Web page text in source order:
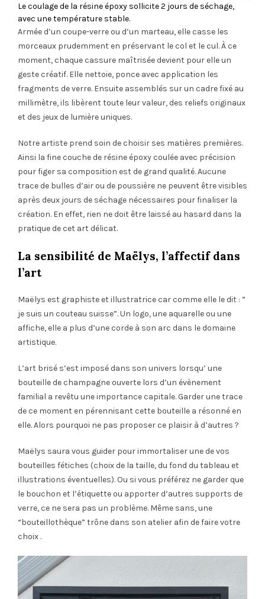
Le coulage de la résine époxy sollicite 2 jours de séchage,
avec une température stable.
Armée d’un coupe-verre ou d’un marteau, elle casse les
morceaux prudemment en préservant le col et le cul. À ce
moment, chaque cassure maîtrisée devient pour elle un
geste créatif. Elle nettoie, ponce avec application les
fragments de verre. Ensuite assemblés sur un cadre fixé au
millimètre, ils libèrent toute leur valeur, des reliefs originaux
et des jeux de lumière uniques.
Notre artiste prend soin de choisir ses matières premières.
Ainsi la fine couche de résine époxy coulée avec précision
pour figer sa composition est de grand qualité. Aucune
trace de bulles d’air ou de poussière ne peuvent être visibles
après deux jours de séchage nécessaires pour finaliser la
création. En effet, rien ne doit être laissé au hasard dans la
pratique de cet art délicat.
La sensibilité de Maëlys, l’affectif dans
l’art
Maëlys est graphiste et illustratrice car comme elle le dit : ”
je suis un couteau suisse”. Un logo, une aquarelle ou une
affiche, elle a plus d’une corde à son arc dans le domaine
artistique.
L’art brisé s’est imposé dans son univers lorsqu’ une
bouteille de champagne ouverte lors d’un évènement
familial a revêtu une importance capitale. Garder une trace
de ce moment en pérennisant cette bouteille a résonné en
elle. Alors pourquoi ne pas proposer ce plaisir à d’autres ?
Maëlys saura vous guider pour immortaliser une de vos
bouteilles fétiches (choix de la taille, du fond du tableau et
illustrations éventuelles). Ou si vous préférez ne garder que
le bouchon et l’étiquette ou apporter d’autres supports de
verre, ce ne sera pas un problème. Même sans, une
“bouteillothèque” trône dans son atelier afin de faire votre
choix .